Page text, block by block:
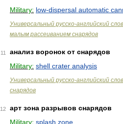
Military: low-dispersal automatic
Универсальный русско-английский
малым рассеиванием снарядов
11
анализ воронок от снарядов
Military: shell crater analysis
Универсальный русско-английский
снарядов
12
арт зона разрывов снарядов
Military: splash zone